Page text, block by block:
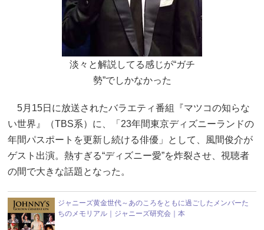
淡々と解説してる感じが“ガチ
勢”でしかなかった
5月15日に放送されたバラエティ番組『マツコの知らな
い世界』（TBS系）に、「23年間東京ディズニーランドの
年間パスポートを更新し続ける俳優」として、風間俊介が
ゲスト出演。熱すぎる“ディズニー愛”を炸裂させ、視聴者
の間で大きな話題となった。
ジャニーズ黄金世代～あのころをともに過ごしたメンバーた
ちのメモリアル｜ジャニーズ研究会｜本